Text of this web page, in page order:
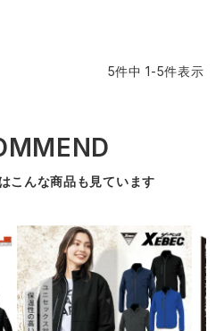
5件中 1-5件表示
こんな商品も見ています